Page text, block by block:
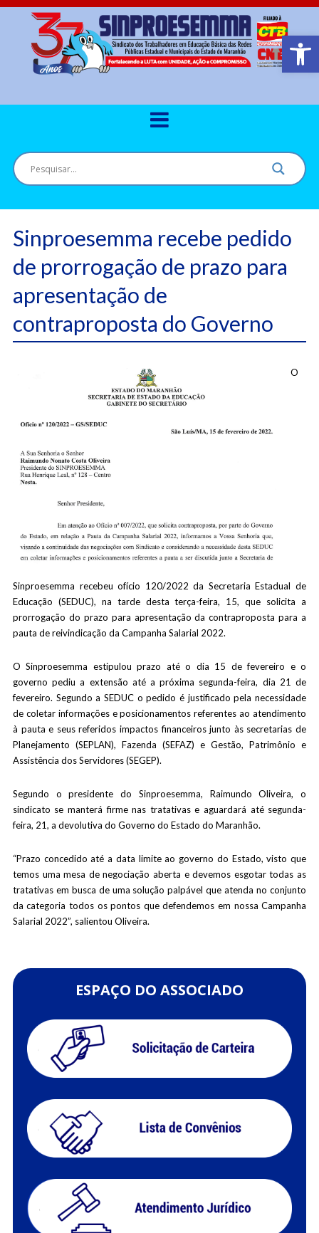
Barra de
Sinproesemma recebe pedido
de prorrogação de prazo para
apresentação de
contraproposta do Governo
O
Sinproesemma recebeu ofício 120/2022 da Secretaria Estadual de
Educação (SEDUC), na tarde desta terça-feira, 15, que solicita a
prorrogação do prazo para apresentação da contraproposta para a
pauta de reivindicação da Campanha Salarial 2022.
O Sinproesemma estipulou prazo até o dia 15 de fevereiro e o
governo pediu a extensão até a próxima segunda-feira, dia 21 de
fevereiro. Segundo a SEDUC o pedido é justificado pela necessidade
de coletar informações e posicionamentos referentes ao atendimento
à pauta e seus referidos impactos financeiros junto às secretarias de
Planejamento (SEPLAN), Fazenda (SEFAZ) e Gestão, Patrimônio e
Assistência dos Servidores (SEGEP).
Segundo o presidente do Sinproesemma, Raimundo Oliveira, o
sindicato se manterá firme nas tratativas e aguardará até segunda-
feira, 21, a devolutiva do Governo do Estado do Maranhão.
“Prazo concedido até a data limite ao governo do Estado, visto que
temos uma mesa de negociação aberta e devemos esgotar todas as
tratativas em busca de uma solução palpável que atenda no conjunto
da categoria todos os pontos que defendemos em nossa Campanha
Salarial 2022”, salientou Oliveira.
ESPAÇO DO ASSOCIADO